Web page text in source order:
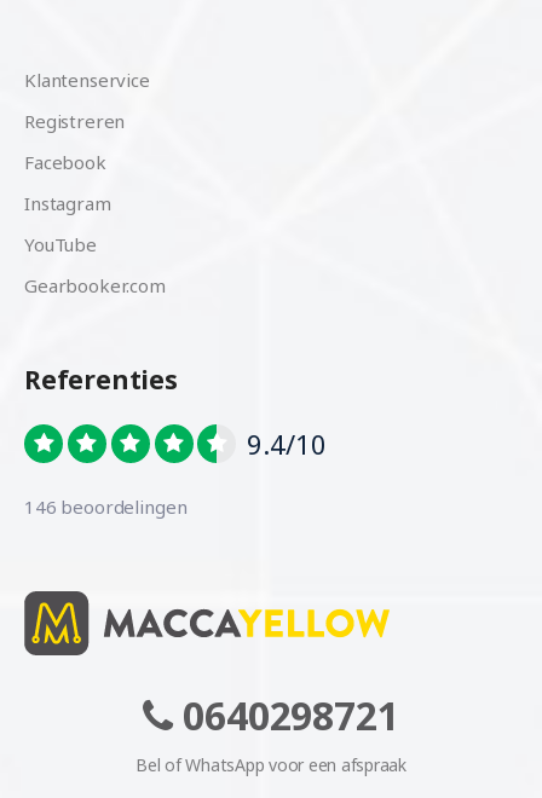
Klantenservice
Registreren
Facebook
Instagram
YouTube
Gearbooker.com
Referenties
9.4/10
146 beoordelingen
0640298721
Bel of WhatsApp voor een afspraak